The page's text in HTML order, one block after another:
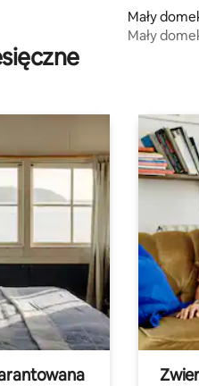
Mały
Mały